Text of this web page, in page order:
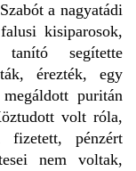
a nagyatádi
kisiparosok,
segítette
érezték, egy
puritán
volt róla,
fizetett, pénzért
nem voltak,